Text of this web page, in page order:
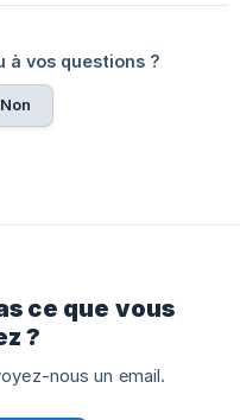
vos questions ?
Non
ce que vous
?
nous un email.